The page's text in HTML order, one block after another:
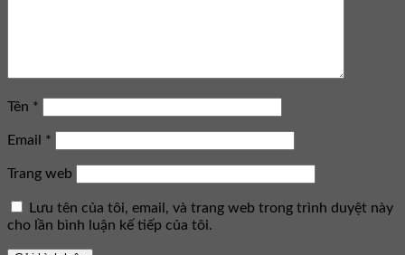
Tên *
Email *
Trang web
Lưu tên của tôi, email, và trang web trong trình duyệt này
cho lần bình luận kế tiếp của tôi.